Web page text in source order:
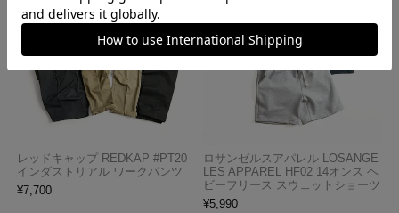
レッドキャップ REDKAP #PT20
インダストリアル ワークパンツ
¥7,700
ロサンゼルスアパレル LOSANGE
LES APPAREL HF02 14オンス ヘ
ビーフリース スウェットショーツ
¥5,990